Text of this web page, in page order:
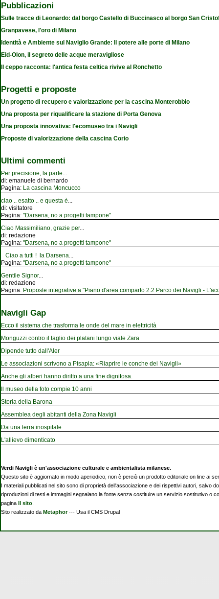
Pubblicazioni
Sulle tracce di Leonardo: dal borgo Castello di Buccinasco al borgo San
Granpavese, l'oro di Milano
Identità e Ambiente sul Naviglio Grande: Il potere alle porte di Milano
Eid-Olon, il segreto delle acque meravigliose
Il ceppo racconta: l'antica festa celtica rivive al Ronchetto
Progetti e proposte
Un progetto di recupero e valorizzazione per la cascina Monterobbio
Una proposta per riqualificare la stazione di Porta Genova
Una proposta innovativa: l'ecomuseo tra i Navigli
Proposte di valorizzazione della cascina Corio
Ultimi commenti
Per precisione, la parte...
di: emanuele di bernardo
Pagina: La cascina Moncucco
ciao .. esatto .. e questa è...
di: visitatore
Pagina: "Darsena, no a progetti tampone"
Ciao Massimiliano, grazie per...
di: redazione
Pagina: "Darsena, no a progetti tampone"
Ciao a tutti ! la Darsena...
Pagina: "Darsena, no a progetti tampone"
Gentile Signor...
di: redazione
Pagina: Proposte integrative a "Piano d'area comparto 2.2 Parco dei Navigli -
Navigli Gap
Ecco il sistema che trasforma le onde del mare in elettricità
Monguzzi contro il taglio dei platani lungo viale Zara
Dipende tutto dall'Aler
Le associazioni scrivono a Pisapia: «Riaprire le conche dei Navigli»
Anche gli alberi hanno diritto a una fine dignitosa.
Il museo della foto compie 10 anni
Storia della Barona
Assemblea degli abitanti della Zona Navigli
Da una terra inospitale
L'allievo dimenticato
Verdi Navigli è un'associazione culturale e ambientalista milanese.
Questo sito è aggiornato in modo aperiodico, non è perciò un prodotto editoriale on line ai
I materiali pubblicati nel sito sono di proprietà dell'associazione e dei rispettivi autori,
riproduzioni di testi e immagini segnalano la fonte senza costituire un servizio sostitutivo o
pagina
Il sito.
Sito realizzato da Metaphor--- Usa il CMS Drupal